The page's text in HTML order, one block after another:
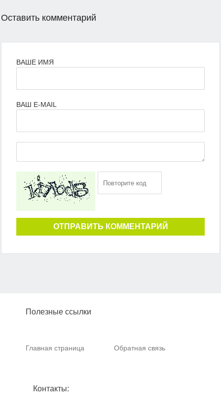
Оставить комментарий
ВАШЕ ИМЯ
ВАШ E-MAIL
ОТПРАВИТЬ КОММЕНТАРИЙ
Полезные ссылки
Главная страница Обратная связь
Контакты: